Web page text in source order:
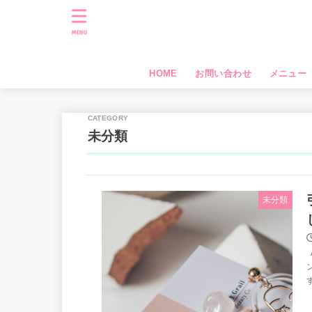
HOME お問い合わせ メニュー
MENU
未分類
未分類